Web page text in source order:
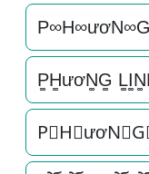
P͚H͚ươN͚G͚